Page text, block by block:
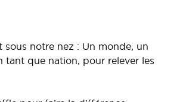
notre nez : Un monde, un
que nation, pour relever les